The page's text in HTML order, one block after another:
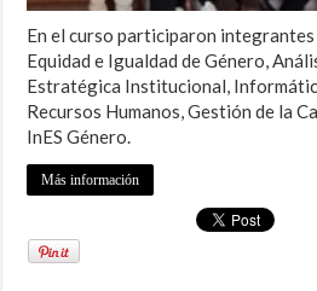
En el curso participaron integrantes
Equidad e Igualdad de Género,
Estratégica Institucional,
Recursos Humanos, Gestión de la
InES Género.
Más información